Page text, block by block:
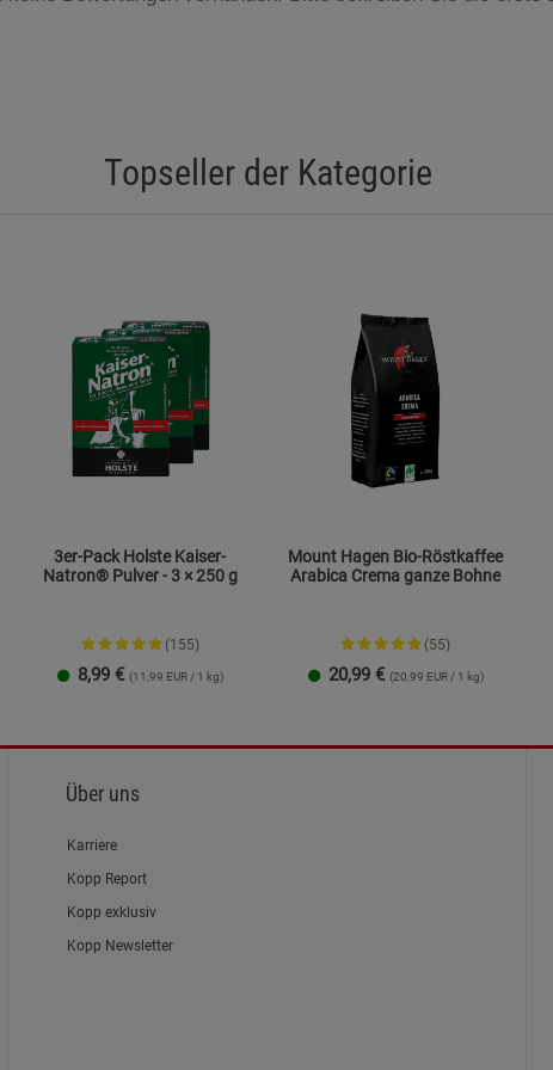
Topseller der Kategorie
3er-Pack Holste Kaiser-
Natron® Pulver - 3 × 250 g
(155)
8,99 € (11,99 EUR / 1 kg)
Mount Hagen Bio-Röstkaffee
Arabica Crema ganze Bohne
(55)
20,99 € (20,99 EUR / 1 kg)
Über uns
Karriere
Kopp Report
Kopp exklusiv
Kopp Newsletter